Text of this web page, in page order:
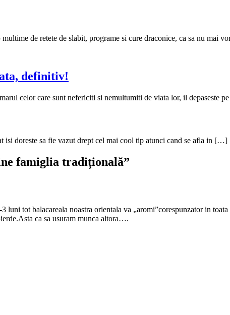
de retete de slabit, programe si cure draconice, ca sa nu mai
definitiv!
celor care sunt nefericiti si nemultumiti de viata lor, il depaseste
isi doreste sa fie vazut drept cel mai cool tip atunci cand se afla in […]
famiglia tradițională”
luni tot balacareala noastra orientala va „aromi”corespunzator in
ca sa usuram munca altora….